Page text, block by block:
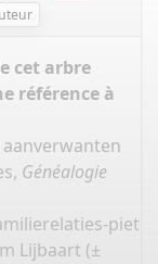
cet arbre
référence à
Généalogie
Lijbaart (±